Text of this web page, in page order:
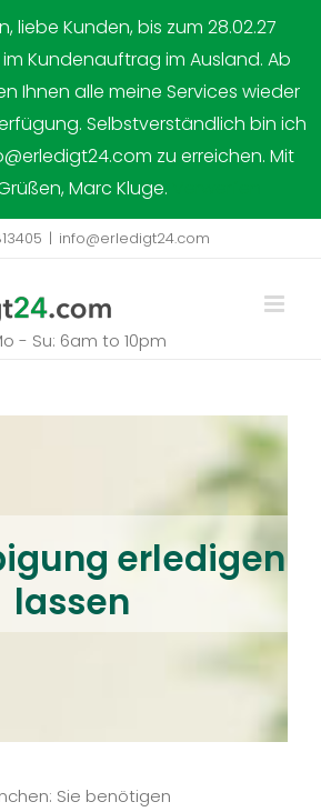
liebe Kunden, bis zum 28.02.27
Kundenauftrag im Ausland. Ab
Ihnen alle meine Services wieder
Selbstverständlich bin ich
zu erreichen. Mit
Marc Kluge.
| info@erledigt24.com
- Su: 6am to 10pm
erledigen
lassen
Sie benötigen